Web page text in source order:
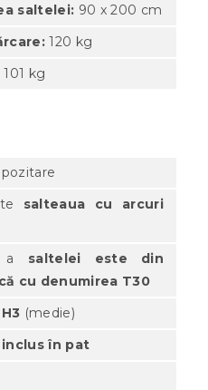
saltelei: 90 x 200 cm
120 kg
101 kg
salteaua cu arcuri
a saltelei este din
cu denumirea T30
(medie)
în pat